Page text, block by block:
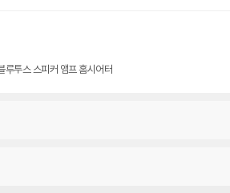
루투스 스피커 앰프 홈시어터